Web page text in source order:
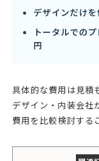
デザインだけ
トータルでの
円
具体的な費用は見積
デザイン・内装会社
費用を比較検討する